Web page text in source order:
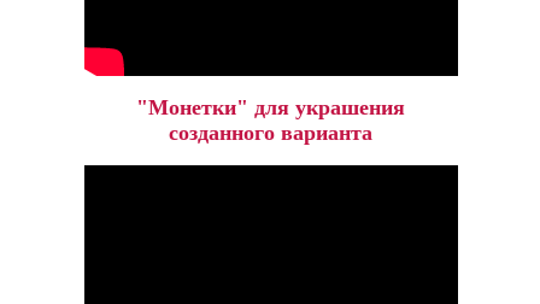
"Монетки" для украшения
созданного варианта